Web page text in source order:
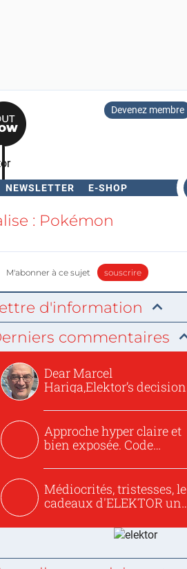
Devenez membre
NEWSLETTER E-SHOP
: Pokémon
M'abonner à ce sujet souscrire
d'information
commentaires
Dear Marcel
Hariga,Elektor’s decision
Approche hyper claire et
bien exposée. Code
Médiocrités, tristesses, le
cadeaux d'ELEKTOR un